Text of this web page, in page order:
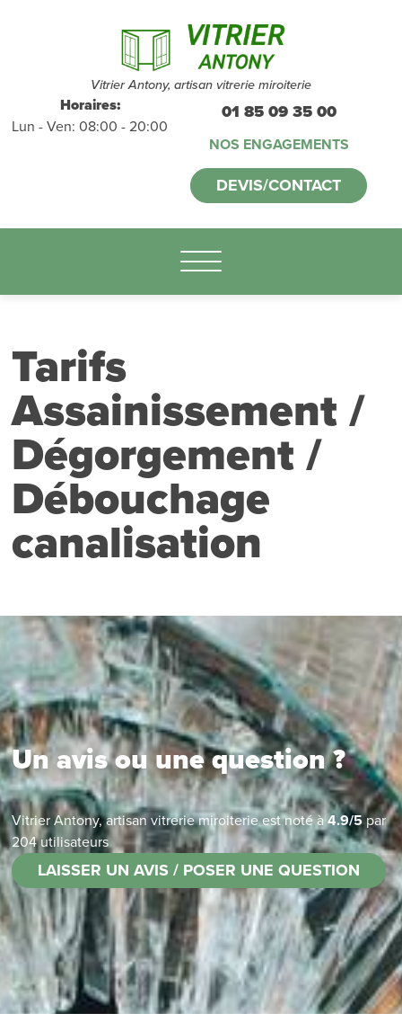
Vitrier Antony, artisan vitrerie miroiterie
Horaires:
Lun - Ven: 08:00 - 20:00
01 85 09 35 00
NOS ENGAGEMENTS
DEVIS/CONTACT
Devis et
déplacements
gratuitssans
engagement
appelez-nous :
01.85.09.35.00
Tarifs
Assainissement /
Dégorgement /
Débouchage
canalisation
Un avis ou une question ?
Vitrier Antony, artisan vitrerie miroiterieest noté à4.9/5 par
204utilisateurs
LAISSER UN AVIS / POSER UNE QUESTION